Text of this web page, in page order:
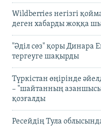
Wildberries негізгі
деген хабарды жоққа
"Әділ сөз" қоры Динара
тергеуге шақырды
Түркістан өңірінде
– "шайтанның
қозғалды
Ресейдің Тула